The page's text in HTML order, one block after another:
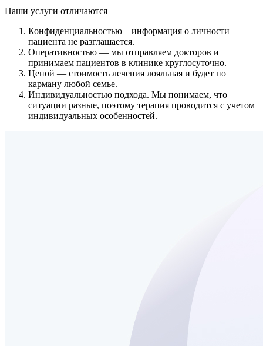
Наши услуги отличаются
Конфиденциальностью – информация о личности
пациента не разглашается.
Оперативностью — мы отправляем докторов и
принимаем пациентов в клинике круглосуточно.
Ценой — стоимость лечения лояльная и будет по
карману любой семье.
Индивидуальностью подхода. Мы понимаем, что
ситуации разные, поэтому терапия проводится с учетом
индивидуальных особенностей.